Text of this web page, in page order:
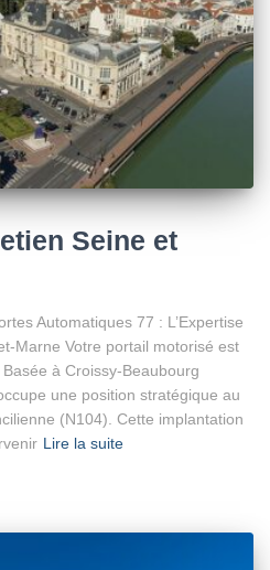
Seine et
Automatiques 77 : L’Expertise
Marne Votre portail motorisé est
à Croissy-Beaubourg
une position stratégique au
(N104). Cette implantation
Lire la suite